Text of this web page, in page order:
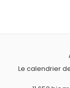
Pif le chien,Don
Le calendrier